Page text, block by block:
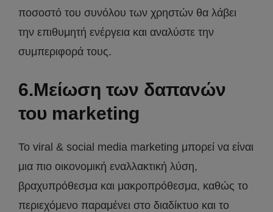
ποσοστό του συνόλου των χρηστών θα λάβει
την επιθυμητή ενέργεια και αναλύστε την
συμπεριφορά τους.
6.Μείωση των δαπανών
του marketing
Το viral & social media marketing μπορεί να είναι
μια πιο οικονομική εναλλακτική λύση,
βραχυπρόθεσμα και μακροπρόθεσμα, καθώς το
περιεχόμενο παραμένει στο διαδίκτυο και το